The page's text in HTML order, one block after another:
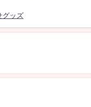
グッズ